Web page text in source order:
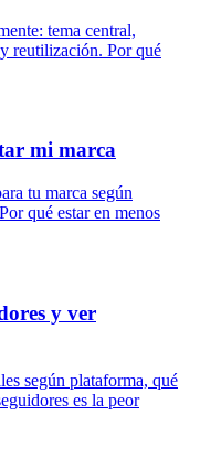
tema central,
reutilización. Por qué
mi marca
tu marca según
qué estar en menos
y ver
según plataforma, qué
es la peor